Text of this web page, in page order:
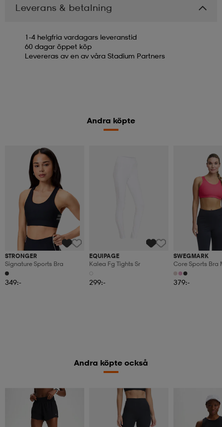
Leverans & betalning
1-4 helgfria vardagars leveranstid
60 dagar öppet köp
Levereras av en av våra Stadium Partners
Andra köpte
STRONGER
Signature Sports Bra
349:-
EQUIPAGE
Kalea Fg Tights Sr
299:-
SWEGMARK
Core Sports Bra
Cups
379:-
Andra köpte också